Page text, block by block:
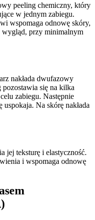
peeling chemiczny, który
w jednym zabiegu.
wspomaga odnowę skóry,
przy minimalnym
nakłada dwufazowy
pozostawia się na kilka
zabiegu. Następnie
Na skórę nakłada
jej teksturę i elastyczność.
i wspomaga odnowę